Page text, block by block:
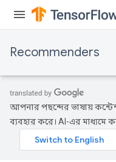
Recommenders
আপনার পছন্দের ভাষায়
ব্যবহার করে। AI-এর মাধ্যমে